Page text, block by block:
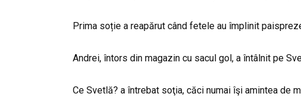
Prima soție a reapărut când fetele au împlinit
Andrei, întors din magazin cu sacul gol, a întâlnit pe
Ce Svetlă? a întrebat soţia, căci numai îşi amintea de